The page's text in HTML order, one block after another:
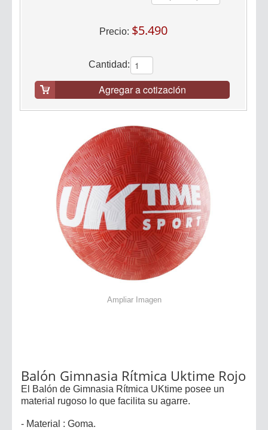
Precio: $5.490
Cantidad:
Agregar a cotización
Ampliar Imagen
Balón Gimnasia Rítmica Uktime Rojo
El Balón de Gimnasia Rítmica UKtime posee un
material rugoso lo que facilita su agarre.
- Material : Goma.